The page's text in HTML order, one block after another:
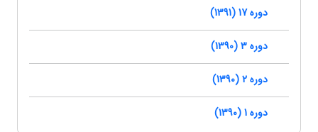
دوره 17 (1391)
دوره 3 (1390)
دوره 2 (1390)
دوره 1 (1390)